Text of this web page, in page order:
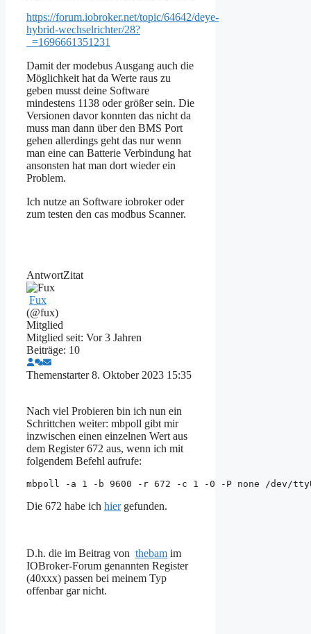
https://forum.iobroker.net/topic/64642/deye-
hybrid-wechselrichter/28?
_=1696661351231
Damit der modebus Ausgang auch die
Möglichkeit hat da Werte raus zu
geben musst deine Software
mindestens 1138 oder größer sein. Die
Versionen davor konnten das nicht da
muss man dann über den BMS Port
gehen allerdings geht das nur wenn
man eine can Batterie Verbindung hat
ansonsten hat man dort wieder ein
Problem.
Ich nutze an Software iobroker oder
zum testen den cas modbus Scanner.
AntwortZitat
Fux
(@fux)
Mitglied
Mitglied seit: Vor 3 Jahren
Beiträge: 10
Themenstarter 8. Oktober 2023 15:35
Nach viel Probieren bin ich nun ein
Schrittchen weiter: mbpoll gibt mir
inzwischen einen einzelnen Wert aus
dem Register 672 aus, wenn ich mit
folgendem Befehl aufrufe:
mbpoll -a 1 -b 9600 -r 672 -c 1 -0 -P none /dev/
Die 672 habe ich hiergefunden.
D.h. die im Beitrag von thebam im
IOBroker-Forum genannten Register
(40xxx) passen bei meinem Typ
offenbar gar nicht.